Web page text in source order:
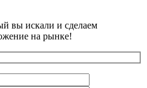
вы искали и сделаем
на рынке!